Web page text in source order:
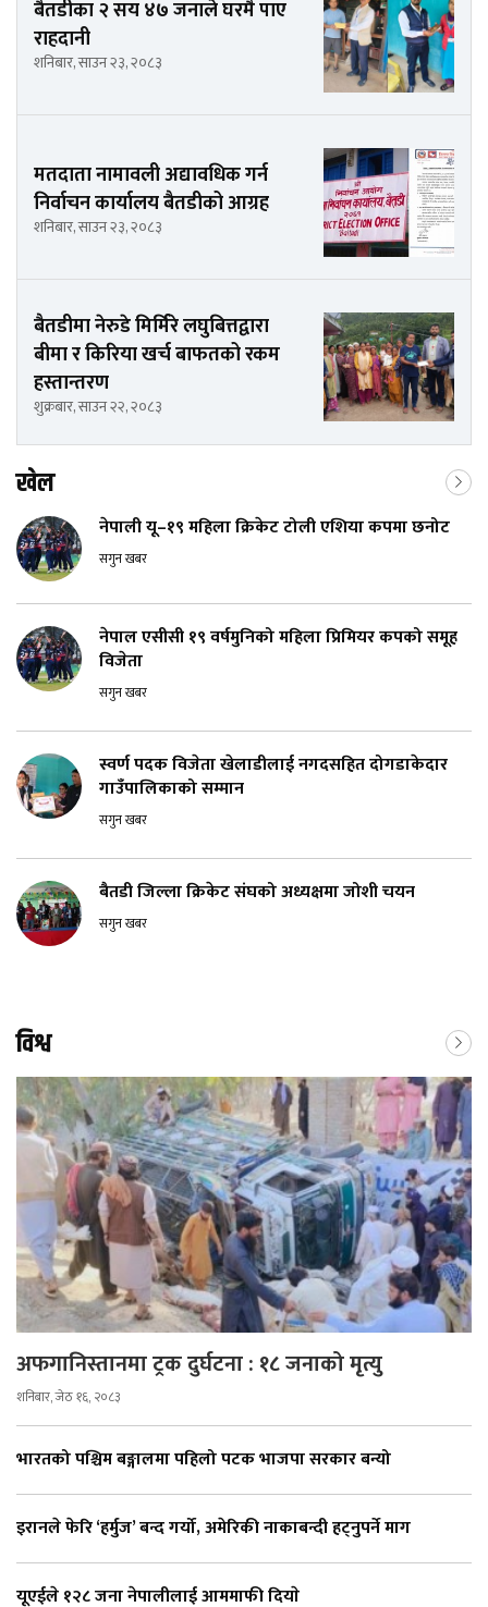
बैतडीका २ सय ४७ जनाले घरमै पाए
राहदानी
शनिबार, साउन २३, २०८३
मतदाता नामावली अद्यावधिक गर्न
निर्वाचन कार्यालय बैतडीको आग्रह
शनिबार, साउन २३, २०८३
बैतडीमा नेरुडे मिर्मिरे लघुबित्तद्वारा
बीमा र किरिया खर्च बाफतको रकम
हस्तान्तरण
शुक्रबार, साउन २२, २०८३
खेल
नेपाली यू–१९ महिला क्रिकेट टोली एशिया कपमा छनोट
सगुन खबर
नेपाल एसीसी १९ वर्षमुनिको महिला प्रिमियर कपको समूह
विजेता
सगुन खबर
स्वर्ण पदक विजेता खेलाडीलाई नगदसहित दोगडाकेदार
गाउँपालिकाको सम्मान
सगुन खबर
बैतडी जिल्ला क्रिकेट संघको अध्यक्षमा जोशी चयन
सगुन खबर
विश्व
अफगानिस्तानमा ट्रक दुर्घटना : १८ जनाको मृत्यु
शनिबार, जेठ १६, २०८३
भारतको पश्चिम बङ्गालमा पहिलो पटक भाजपा सरकार बन्यो
इरानले फेरि ‘हर्मुज’ बन्द गर्यो, अमेरिकी नाकाबन्दी हट्नुपर्ने माग
यूएईले १२८ जना नेपालीलाई आममाफी दियाे